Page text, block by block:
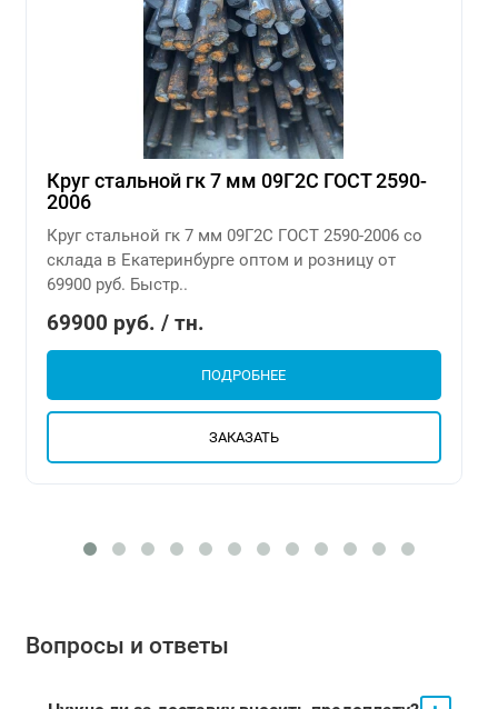
Круг стальной гк 7 мм 09Г2С ГОСТ 2590-
2006
Круг стальной гк 7 мм 09Г2С ГОСТ 2590-2006 со
склада в Екатеринбурге оптом и розницу от
69900 руб. Быстр..
69900 руб. / тн.
ПОДРОБНЕЕ
ЗАКАЗАТЬ
Вопросы и ответы